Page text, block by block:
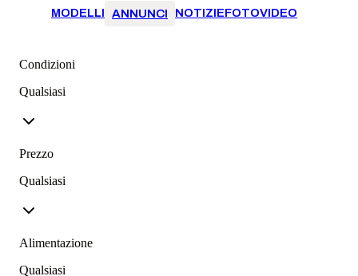
MODELLI ANNUNCI NOTIZIEFOTOVIDEO
Condizioni
Qualsiasi
Prezzo
Qualsiasi
Alimentazione
Qualsiasi